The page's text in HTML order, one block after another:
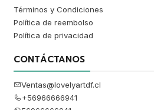
Términos y Condiciones
Política de reembolso
Política de privacidad
CONTÁCTANOS
Ventas@lovelyartdf.cl
+56966666941